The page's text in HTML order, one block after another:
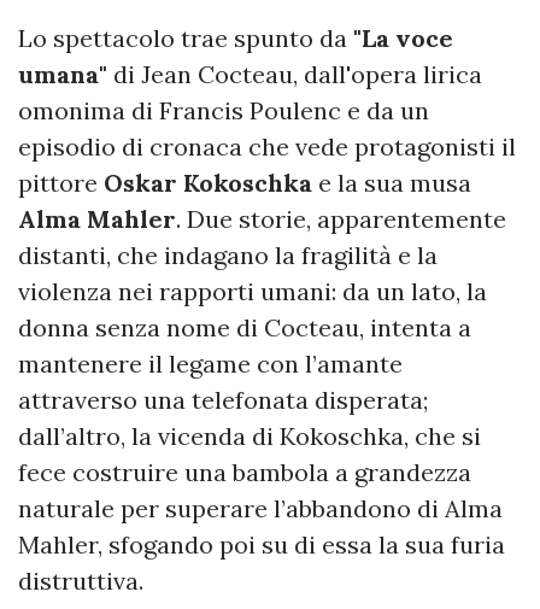
Lo spettacolo trae spunto da "La voce
umana" di Jean Cocteau, dall'opera lirica
omonima di Francis Poulenc e da un
episodio di cronaca che vede protagonisti il
pittore Oskar Kokoschka e la sua musa
Alma Mahler. Due storie, apparentemente
distanti, che indagano la fragilità e la
violenza nei rapporti umani: da un lato, la
donna senza nome di Cocteau, intenta a
mantenere il legame con l’amante
attraverso una telefonata disperata;
dall’altro, la vicenda di Kokoschka, che si
fece costruire una bambola a grandezza
naturale per superare l’abbandono di Alma
Mahler, sfogando poi su di essa la sua furia
distruttiva.